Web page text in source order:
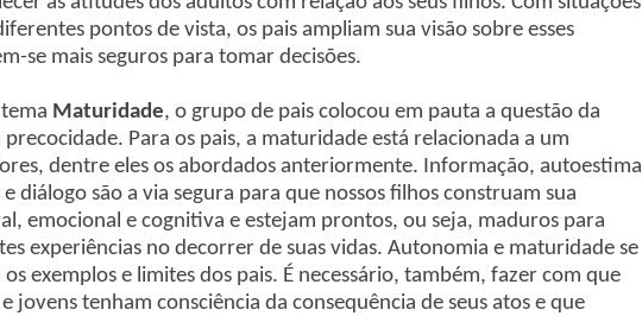
pontos de vista, os pais ampliam sua visão sobre esses
se mais seguros para tomar decisões.
Maturidade, o grupo de pais colocou em pauta a questão da
Para os pais, a maturidade está relacionada a um
dentre eles os abordados anteriormente. Informação, autoestima
diálogo são a via segura para que nossos filhos construam sua
emocional e cognitiva e estejam prontos, ou seja, maduros para
experiências no decorrer de suas vidas. Autonomia e maturidade se
exemplos e limites dos pais. É necessário, também, fazer com que
e jovens tenham consciência da consequência de seus atos e que